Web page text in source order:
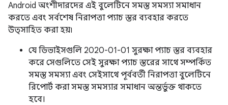
Android অংশীদারদের এই বুলেটিনে সমস্ত সমস্যা সমাধান
করতে এবং সর্বশেষ নিরাপত্তা প্যাচ স্তর ব্যবহার করতে
উত্সাহিত করা হয়৷
যে ডিভাইসগুলি 2020-01-01 সুরক্ষা প্যাচ স্তর ব্যবহার
করে সেগুলিতে সেই সুরক্ষা প্যাচ স্তরের সাথে সম্পর্কিত
সমস্ত সমস্যা এবং সেইসাথে পূর্ববর্তী নিরাপত্তা বুলেটিনে
রিপোর্ট করা সমস্ত সমস্যার সমাধান অন্তর্ভুক্ত থাকতে
হবে।